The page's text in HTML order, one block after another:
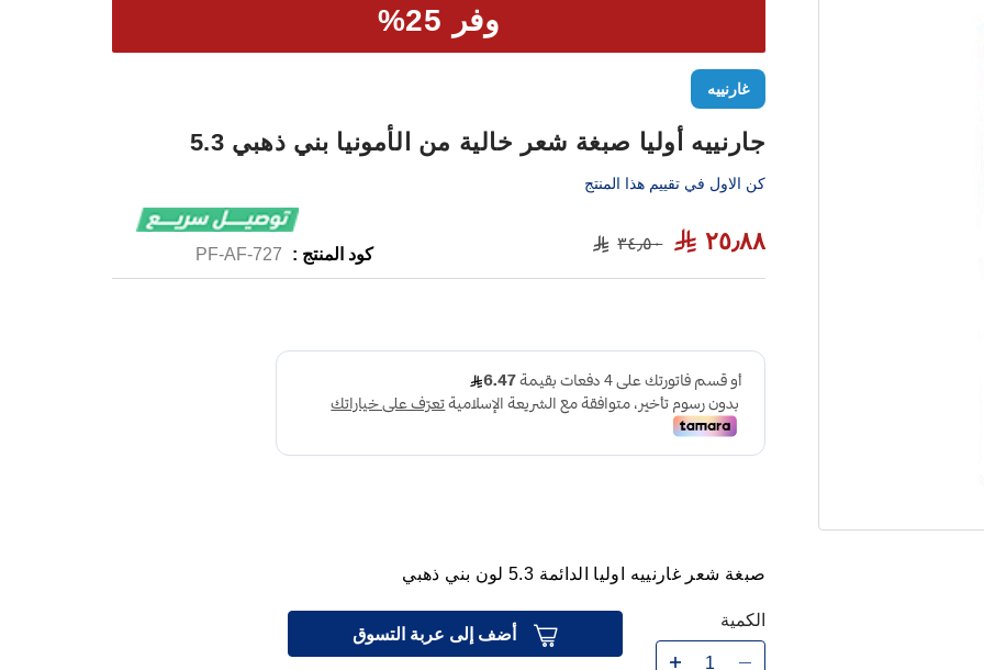
وفر 25%
غارنييه
جارنييه أوليا صبغة شعر خالية من الأمونيا بني ذهبي 5.3
كن الاول في تقييم هذا المنتج
٢٥٫٨٨ ٣٤٫٥٠
كود المنتج : PF-AF-727
صبغة شعر غارنييه اوليا الدائمة 5.3 لون بني ذهبي
الكمية
أضف إلى عربة التسوق